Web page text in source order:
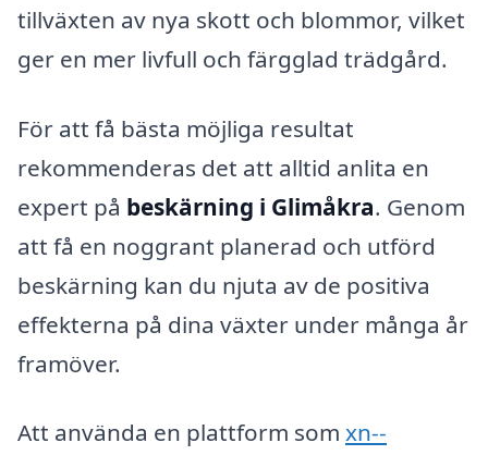
tillväxten av nya skott och blommor, vilket
ger en mer livfull och färgglad trädgård.
För att få bästa möjliga resultat
rekommenderas det att alltid anlita en
expert på beskärning i Glimåkra. Genom
att få en noggrant planerad och utförd
beskärning kan du njuta av de positiva
effekterna på dina växter under många år
framöver.
Att använda en plattform som xn--